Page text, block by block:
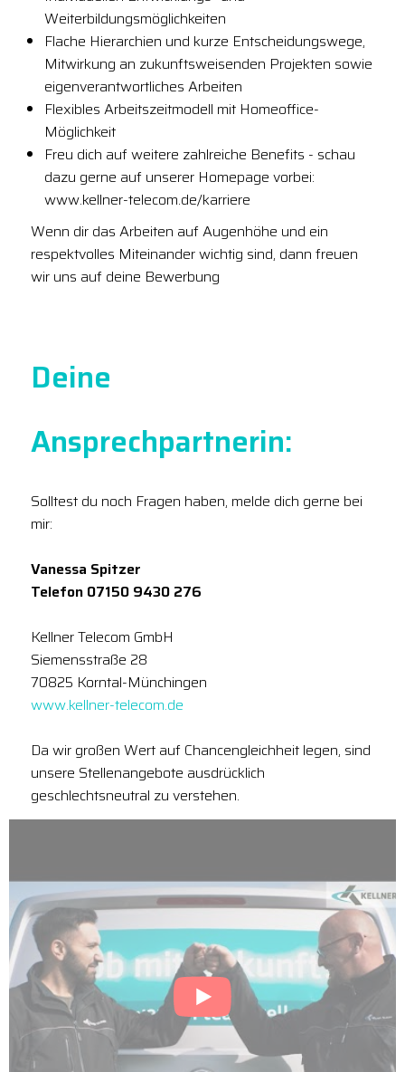
Weiterbildungsmöglichkeiten
Flache Hierarchien und kurze Entscheidungswege,
Mitwirkung an zukunftsweisenden Projekten sowie
eigenverantwortliches Arbeiten
Flexibles Arbeitszeitmodell mit Homeoffice-
Möglichkeit
Freu dich auf weitere zahlreiche Benefits - schau
dazu gerne auf unserer Homepage vorbei:
www.kellner-telecom.de/karriere
Wenn dir das Arbeiten auf Augenhöhe und ein
respektvolles Miteinander wichtig sind, dann freuen
wir uns auf deine Bewerbung
Deine
Ansprechpartnerin:
Solltest du noch Fragen haben, melde dich gerne bei
mir:
Vanessa Spitzer
Telefon 07150 9430 276
Kellner Telecom GmbH
Siemensstraße 28
70825 Korntal-Münchingen
www.kellner-telecom.de
Da wir großen Wert auf Chancengleichheit legen, sind
unsere Stellenangebote ausdrücklich
geschlechtsneutral zu verstehen.